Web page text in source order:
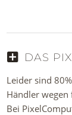
DAS
Leider sind
Händler
Bei